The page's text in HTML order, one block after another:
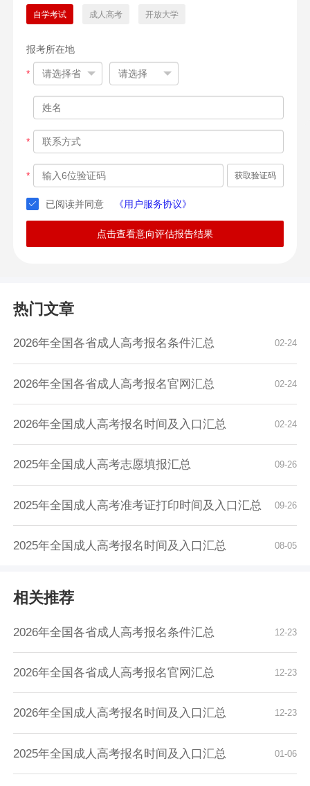
自学考试 成人高考 开放大学
报考所在地
*
*
* 获取验证码
已阅读并同意 《用户服务协议》
点击查看意向评估报告结果
热门文章
02-24
2026年全国各省成人高考报名条件汇总
02-24
2026年全国各省成人高考报名官网汇总
02-24
2026年全国成人高考报名时间及入口汇总
09-26
2025年全国成人高考志愿填报汇总
09-26
2025年全国成人高考准考证打印时间及入口汇总
08-05
2025年全国成人高考报名时间及入口汇总
相关推荐
12-23
2026年全国各省成人高考报名条件汇总
12-23
2026年全国各省成人高考报名官网汇总
12-23
2026年全国成人高考报名时间及入口汇总
01-06
2025年全国成人高考报名时间及入口汇总